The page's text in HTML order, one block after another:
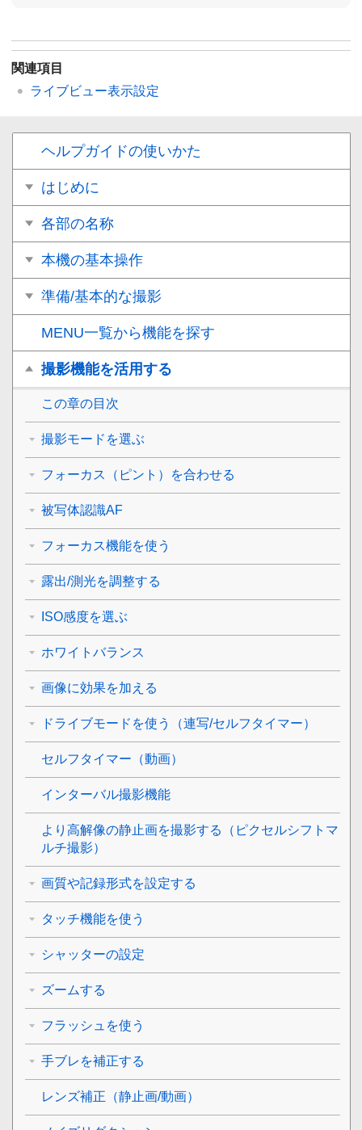
関連項目
ライブビュー表示設定
ヘルプガイドの使いかた
はじめに
各部の名称
本機の基本操作
準備/基本的な撮影
MENU一覧から機能を探す
撮影機能を活用する
この章の目次
撮影モードを選ぶ
フォーカス（ピント）を合わせる
被写体認識AF
フォーカス機能を使う
露出/測光を調整する
ISO感度を選ぶ
ホワイトバランス
画像に効果を加える
ドライブモードを使う（連写/セルフタイマー）
セルフタイマー （動画）
インターバル撮影機能
より高解像の静止画を撮影する（ ピクセルシフトマ
ルチ撮影）
画質や記録形式を設定する
タッチ機能を使う
シャッターの設定
ズームする
フラッシュを使う
手ブレを補正する
レンズ補正 （静止画/動画）